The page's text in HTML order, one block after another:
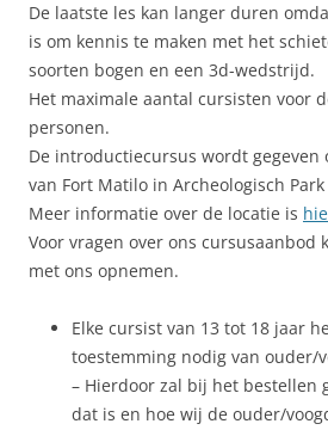
De laatste les kan langer duren
is om kennis te maken met het
soorten bogen en een 3d-wedstrijd.
Het maximale aantal cursisten voor
personen.
De introductiecursus wordt
van Fort Matilo in Archeologisch
Meer informatie over de locatie is
Voor vragen over ons cursusaanbod
met ons opnemen.
Elke cursist van 13 tot 18 jaar
toestemming nodig van ouder/
– Hierdoor zal bij het bestellen
dat is en hoe wij de ouder/